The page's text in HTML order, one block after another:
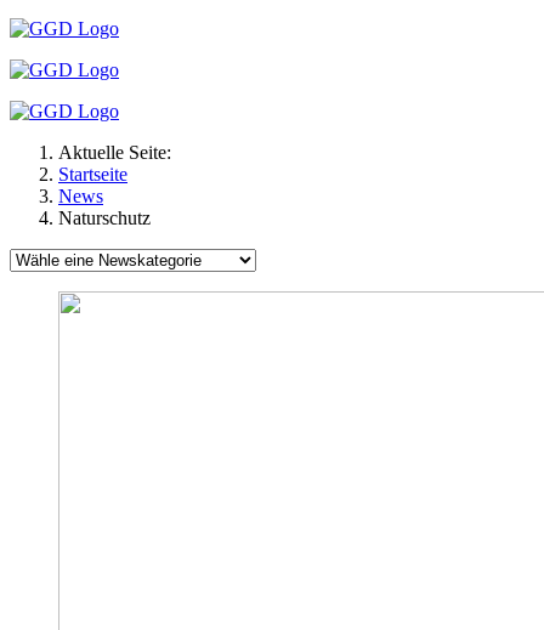
Aktuelle Seite:
Startseite
News
Naturschutz